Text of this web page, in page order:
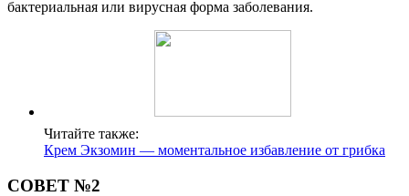
бактериальная или вирусная форма заболевания.
Читайте также:
Крем Экзомин — моментальное избавление от грибка
СОВЕТ №2